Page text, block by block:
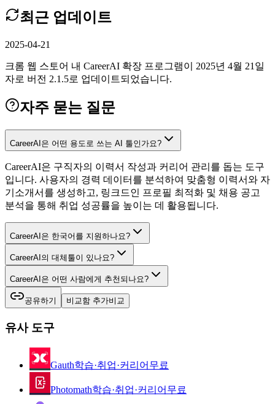
최근 업데이트
2025-04-21
크롬 웹 스토어 내 CareerAI 확장 프로그램이 2025년 4월 21일
자로 버전 2.1.5로 업데이트되었습니다.
자주 묻는 질문
CareerAI은 어떤 용도로 쓰는 AI 툴인가요?
CareerAI은 구직자의 이력서 작성과 커리어 관리를 돕는 도구
입니다. 사용자의 경력 데이터를 분석하여 맞춤형 이력서와 자
기소개서를 생성하고, 링크드인 프로필 최적화 및 채용 공고
분석을 통해 취업 성공률을 높이는 데 활용됩니다.
CareerAI은 한국어를 지원하나요?
CareerAI의 대체툴이 있나요?
CareerAI은 어떤 사람에게 추천되나요?
공유하기 비교함 추가비교
유사 도구
Gauth학습·취업·커리어 무료
Photomath학습·취업·커리어 무료